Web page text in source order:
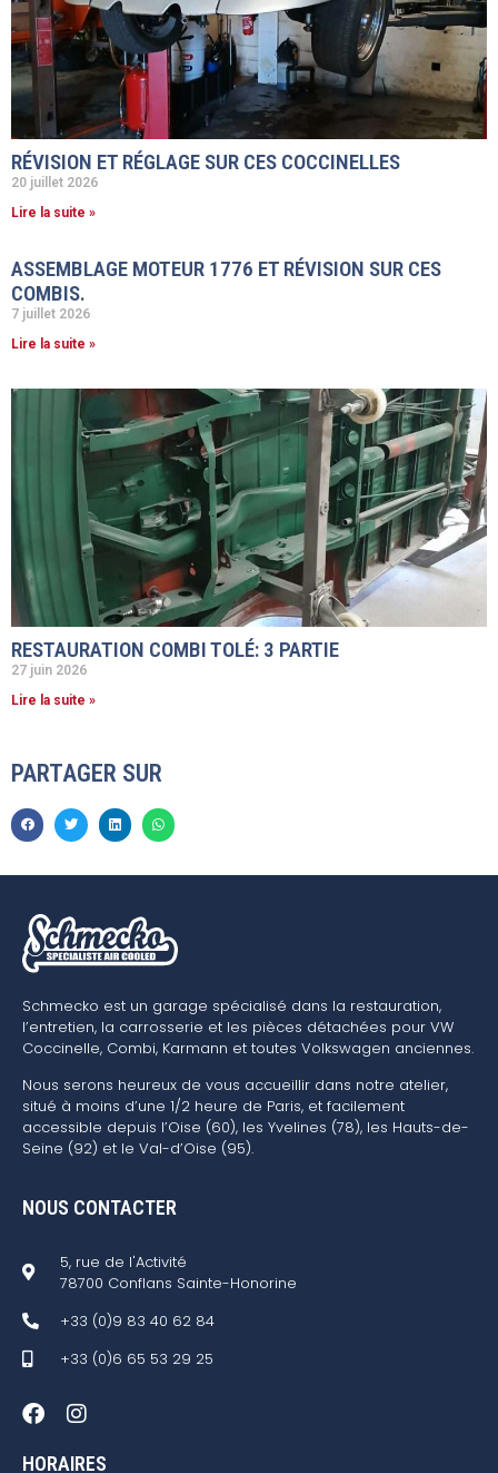
RÉVISION ET RÉGLAGE SUR CES COCCINELLES
20 juillet 2026
Lire la suite »
ASSEMBLAGE MOTEUR 1776 ET RÉVISION SUR CES
COMBIS.
7 juillet 2026
Lire la suite »
RESTAURATION COMBI TOLÉ: 3 PARTIE
27 juin 2026
Lire la suite »
PARTAGER SUR
Schmecko est un garage spécialisé dans la restauration,
l’entretien, la carrosserie et les pièces détachées pour VW
Coccinelle, Combi, Karmann et toutes Volkswagen anciennes.
Nous serons heureux de vous accueillir dans notre atelier,
situé à moins d’une 1/2 heure de Paris, et facilement
accessible depuis l’Oise (60), les Yvelines (78), les Hauts-de-
Seine (92) et le Val-d’Oise (95).
NOUS CONTACTER
5, rue de l'Activité
78700 Conflans Sainte-Honorine
+33 (0)9 83 40 62 84
+33 (0)6 65 53 29 25
HORAIRES